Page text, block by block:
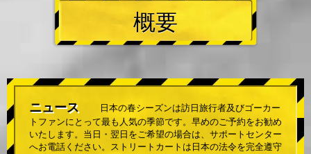
概要
ニュース
日本の春シーズンは訪日旅行者及びゴーカー
トファンにとって最も人気の季節です。早めのご予約をお勧め
いたします。当日・翌日をご希望の場合は、サポートセンター
へお電話ください。ストリートカートは日本の法令を完全遵守